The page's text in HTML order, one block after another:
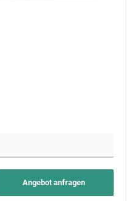
Angebot anfragen